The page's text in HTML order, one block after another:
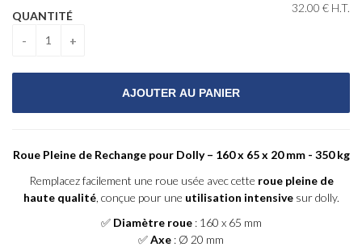
32.00 € H.T.
QUANTITÉ
Roue Pleine de Rechange pour Dolly – 160 x 65 x 20 mm - 350 kg
Remplacez facilement une roue usée avec cette roue pleine de
haute qualité, conçue pour une utilisation intensivesur dolly.
✅ Diamètre roue: 160 x 65 mm
✅Axe : Ø 20 mm